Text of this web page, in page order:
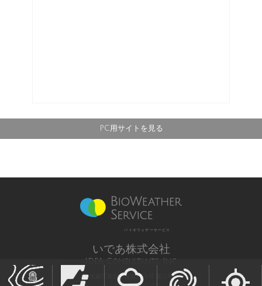
PC用サイトを見る
バイオウェザーサービス
いであ株式会社
IDEA Consultants, Inc.
気象庁長官予報業務許可 第12号
All Rights Reserved,